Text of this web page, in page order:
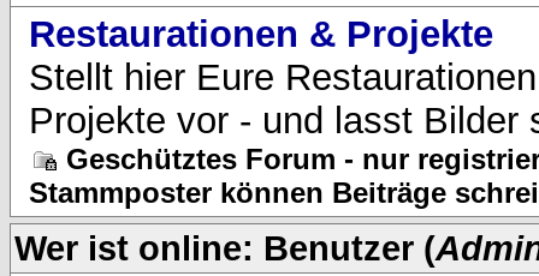
Restaurationen & Projekte
Stellt hier Eure
Projekte vor - und lasst Bilder
Geschütztes Forum - nur
Stammposter können Beiträge
Wer ist online: Benutzer (